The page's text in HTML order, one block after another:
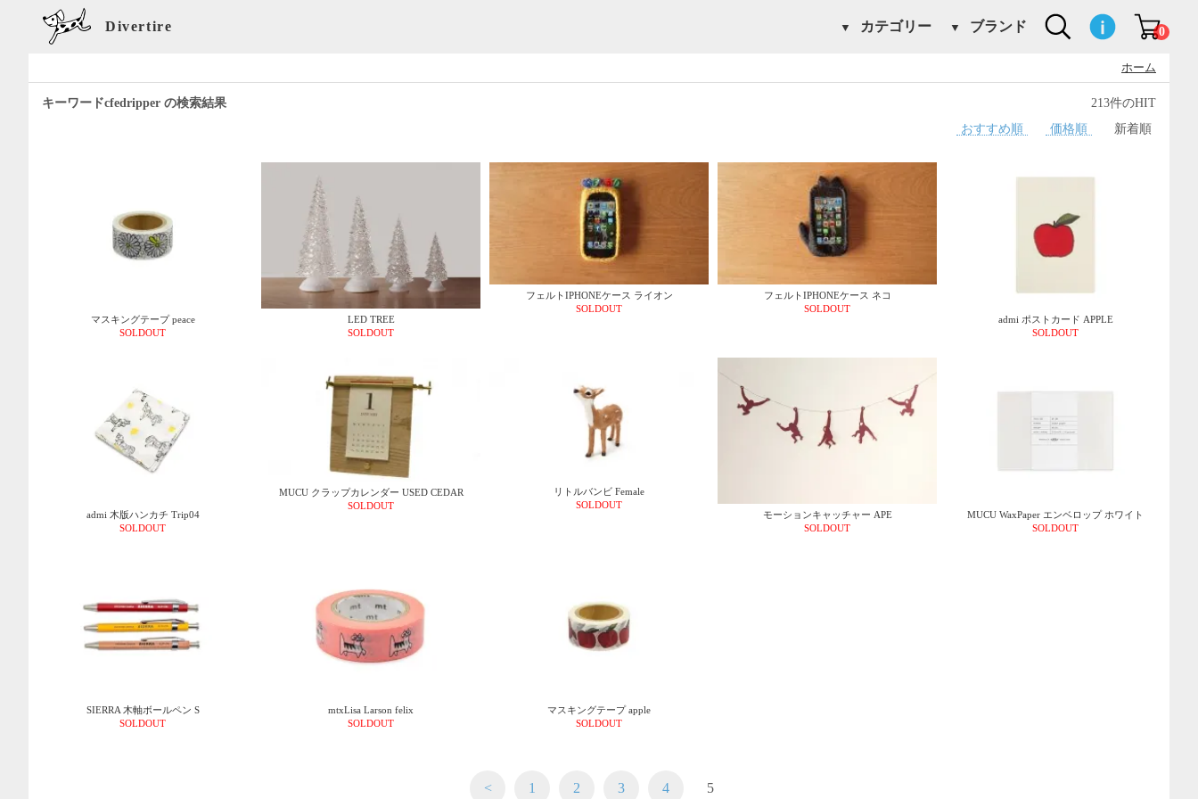
Divertire カテゴリー ブランド 0
ホーム
キーワードcfedripper の検索結果
213件のHIT
おすすめ順
価格順 新着順
マスキングテープ peace
SOLDOUT
LED TREE
SOLDOUT
フェルトIPHONEケース ライオン
SOLDOUT
フェルトIPHONEケース ネコ
SOLDOUT
admi ポストカード APPLE
SOLDOUT
admi 木版ハンカチ Trip04
SOLDOUT
MUCU クラップカレンダー USED CEDAR
SOLDOUT
リトルバンビ Female
SOLDOUT
モーションキャッチャー APE
SOLDOUT
MUCU WaxPaper エンベロップ ホワイト
SOLDOUT
SIERRA 木軸ボールペン S
SOLDOUT
mtxLisa Larson felix
SOLDOUT
マスキングテープ apple
SOLDOUT
< 1 2 3 4 5